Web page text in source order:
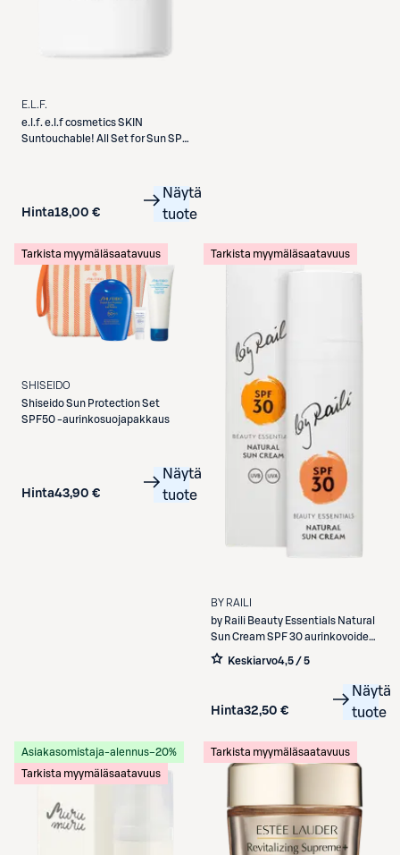
E.L.F.
e.l.f. e.l.f cosmetics SKIN
Suntouchable! All Set for Sun SPF
Hinta18,00 €
Näytä
tuote
Tarkista myymäläsaatavuus
SHISEIDO
ShiseidoSun Protection Set
SPF50 -aurinkosuojapakkaus
Hinta43,90 €
Näytä
tuote
Tarkista myymäläsaatavuus
BY RAILI
by Raili Beauty Essentials Natural
Sun Cream SPF 30 aurinkovoide
50 ml
Keskiarvo4,5 / 5
Hinta32,50 €
Näytä
tuote
Asiakasomistaja-alennus−20%
Tarkista myymäläsaatavuus
Tarkista myymäläsaatavuus